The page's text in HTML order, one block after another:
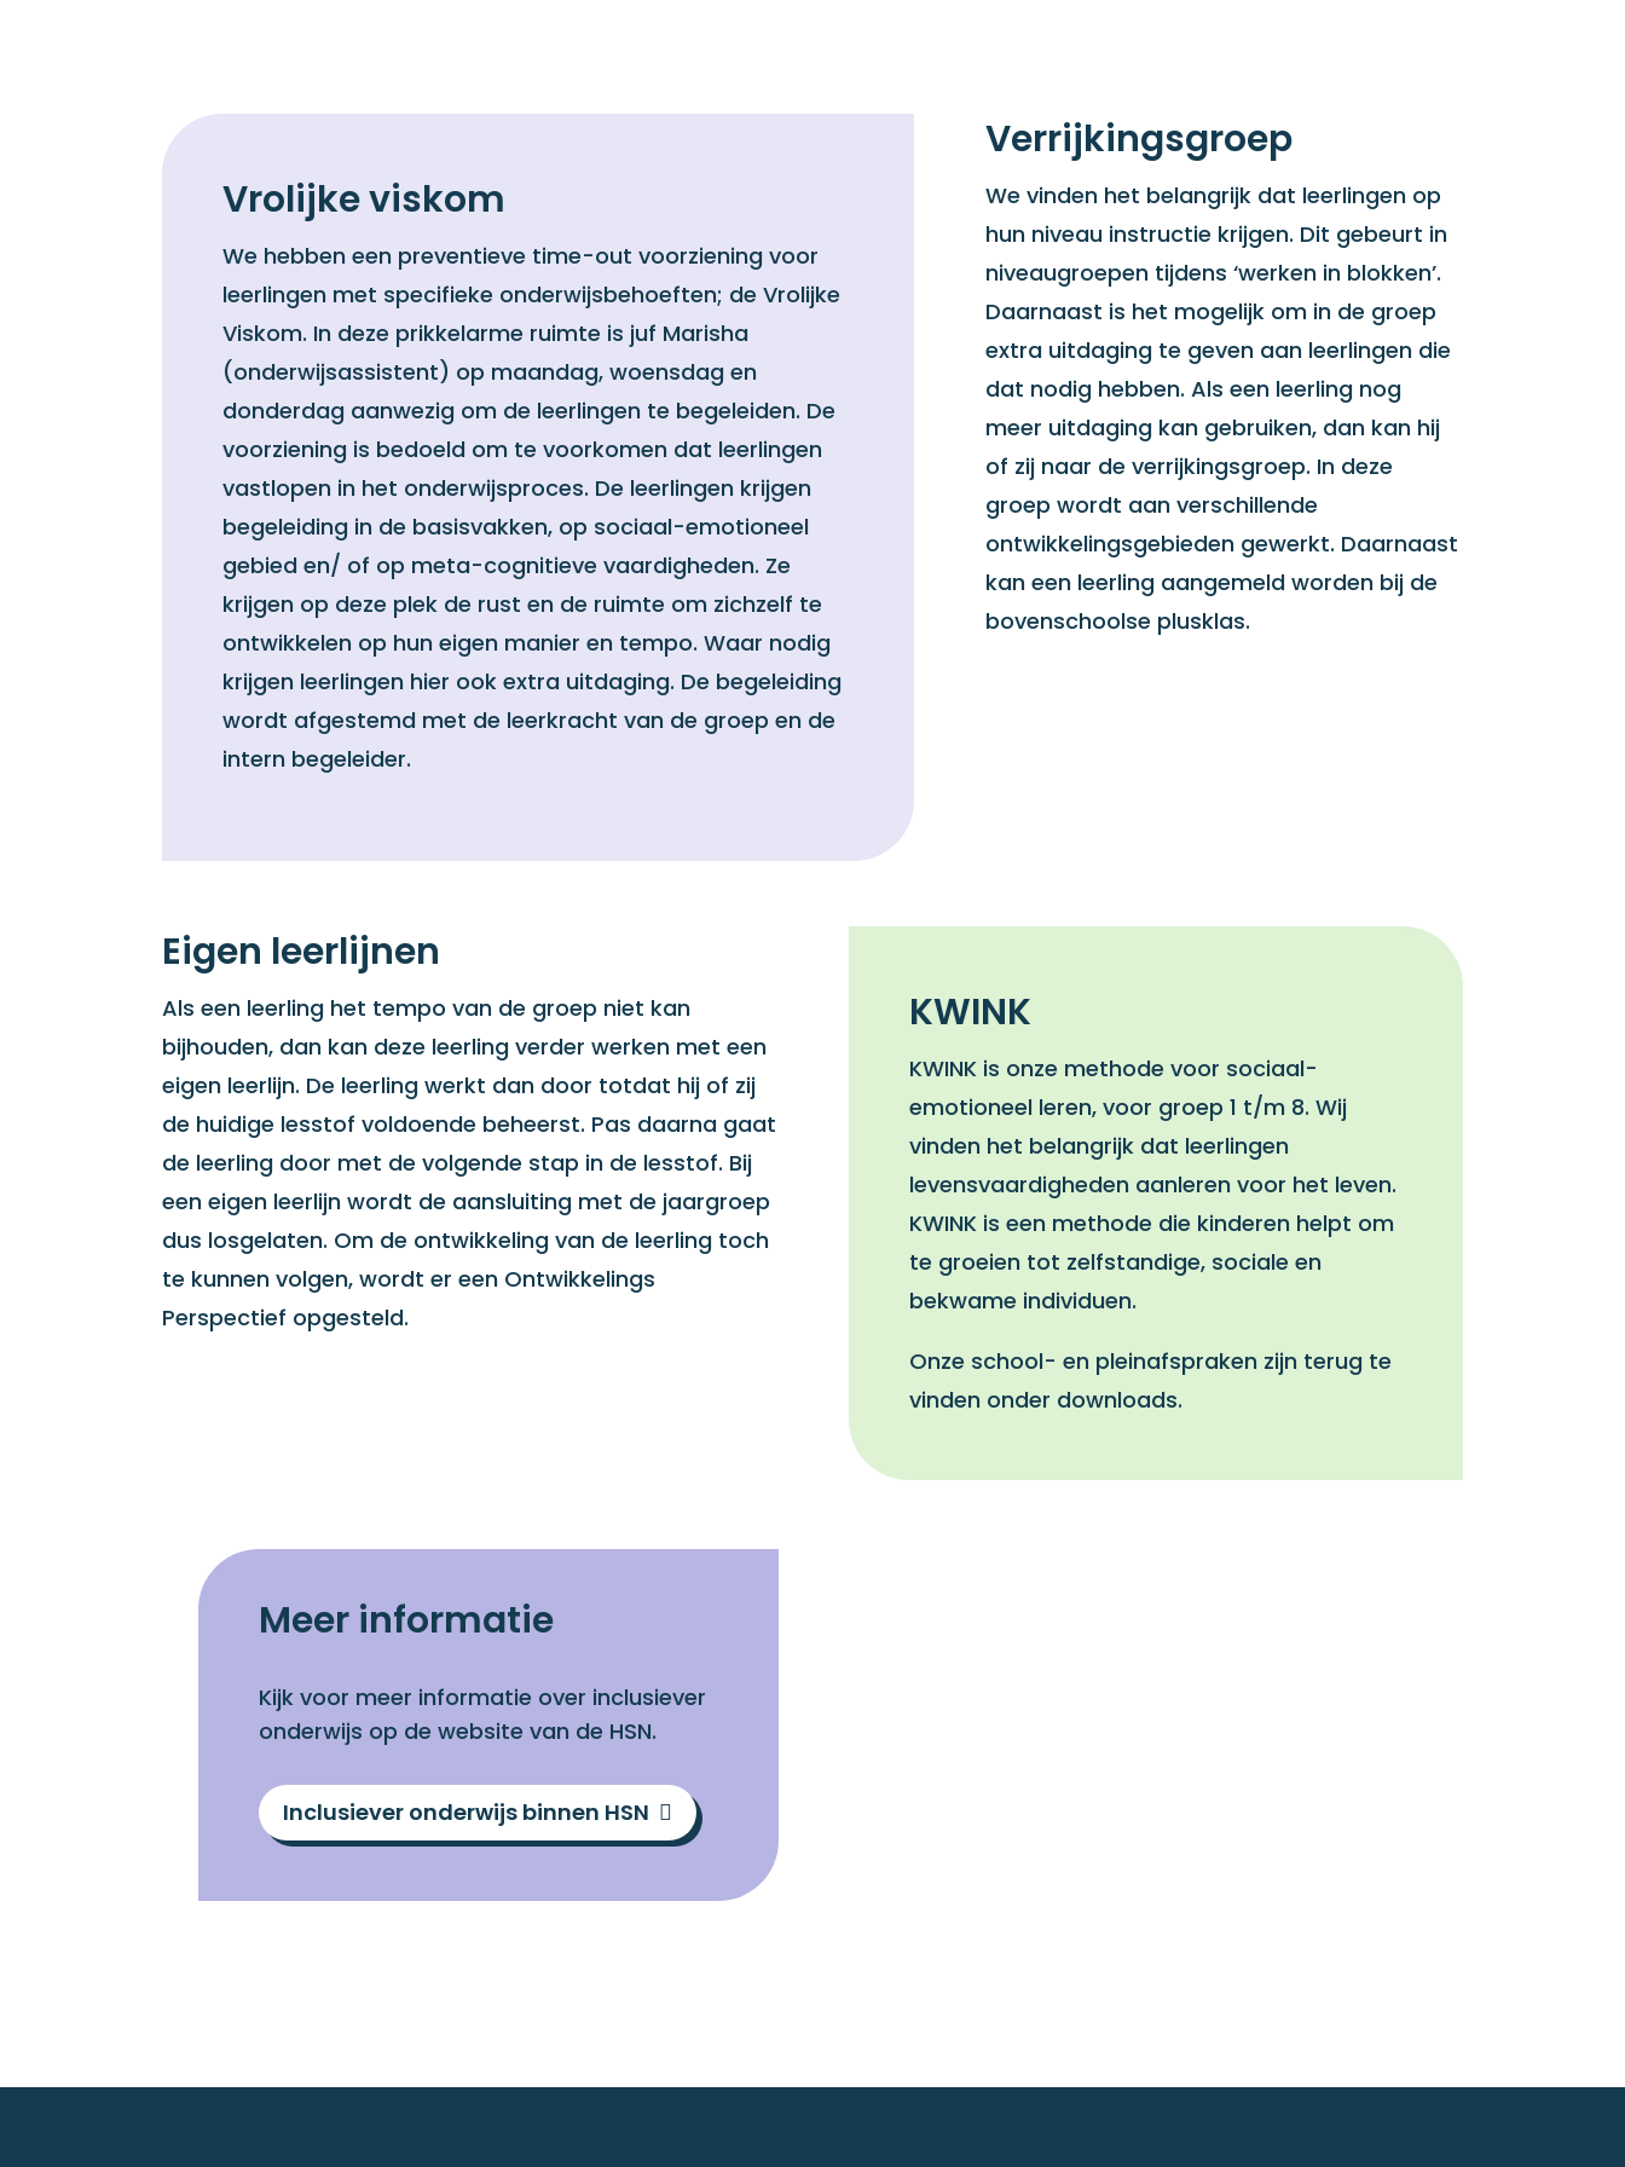
Vrolijke viskom
We hebben een preventieve time-out voorziening voor
leerlingen met specifieke onderwijsbehoeften; de Vrolijke
Viskom. In deze prikkelarme ruimte is juf Marisha
(onderwijsassistent) op maandag, woensdag en
donderdag aanwezig om de leerlingen te begeleiden. De
voorziening is bedoeld om te voorkomen dat leerlingen
vastlopen in het onderwijsproces. De leerlingen krijgen
begeleiding in de basisvakken, op sociaal-emotioneel
gebied en/ of op meta-cognitieve vaardigheden. Ze
krijgen op deze plek de rust en de ruimte om zichzelf te
ontwikkelen op hun eigen manier en tempo. Waar nodig
krijgen leerlingen hier ook extra uitdaging. De begeleiding
wordt afgestemd met de leerkracht van de groep en de
intern begeleider.
Verrijkingsgroep
We vinden het belangrijk dat leerlingen op
hun niveau instructie krijgen. Dit gebeurt in
niveaugroepen tijdens ‘werken in blokken’.
Daarnaast is het mogelijk om in de groep
extra uitdaging te geven aan leerlingen die
dat nodig hebben. Als een leerling nog
meer uitdaging kan gebruiken, dan kan hij
of zij naar de verrijkingsgroep. In deze
groep wordt aan verschillende
ontwikkelingsgebieden gewerkt. Daarnaast
kan een leerling aangemeld worden bij de
bovenschoolse plusklas.
Eigen leerlijnen
Als een leerling het tempo van de groep niet kan
bijhouden, dan kan deze leerling verder werken met een
eigen leerlijn. De leerling werkt dan door totdat hij of zij
de huidige lesstof voldoende beheerst. Pas daarna gaat
de leerling door met de volgende stap in de lesstof. Bij
een eigen leerlijn wordt de aansluiting met de jaargroep
dus losgelaten. Om de ontwikkeling van de leerling toch
te kunnen volgen, wordt er een Ontwikkelings
Perspectief opgesteld.
KWINK
KWINK is onze methode voor sociaal-
emotioneel leren, voor groep 1 t/m 8. Wij
vinden het belangrijk dat leerlingen
levensvaardigheden aanleren voor het leven.
KWINK is een methode die kinderen helpt om
te groeien tot zelfstandige, sociale en
bekwame individuen.
Onze school- en pleinafspraken zijn terug te
vinden onder downloads.
Meer informatie
Kijk voor meer informatie over inclusiever
onderwijs op de website van de HSN.
Inclusiever onderwijs binnen HSN 